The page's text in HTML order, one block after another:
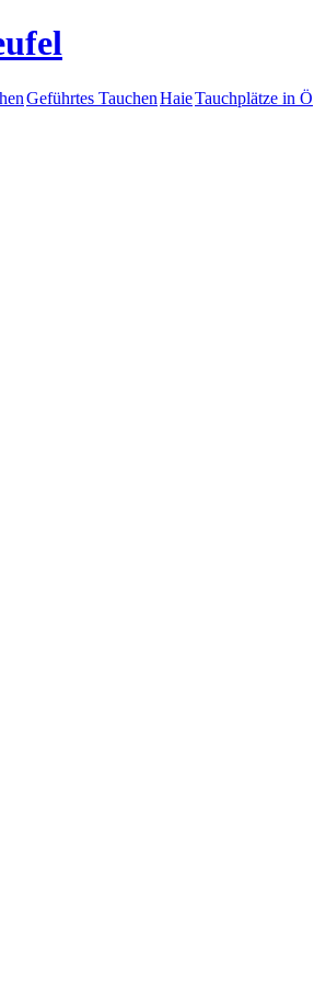
Geführtes TauchenHaieTauchplätze in Ö